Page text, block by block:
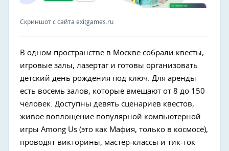
Скриншот с сайта exitgames.ru
В одном пространстве в Москве собрали квесты,
игровые залы, лазертаг и готовы организовать
детский день рождения под ключ. Для аренды
есть восемь залов, которые вмещают от 8 до 150
человек. Доступны девять сценариев квестов,
живое воплощение популярной компьютерной
игры Among Us (это как Мафия, только в космосе),
проводят викторины, мастер-классы и тик-ток